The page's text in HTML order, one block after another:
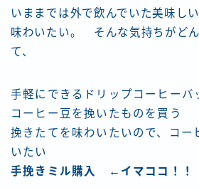
いままでは外で飲んでいた美味し
味わいたい。 そんな気持ちがど
て、
手軽にできるドリップコーヒーバ
コーヒー豆を挽いたものを買う
挽きたてを味わいたいので、コー
いたい
手挽きミル購入 ←イマココ！！